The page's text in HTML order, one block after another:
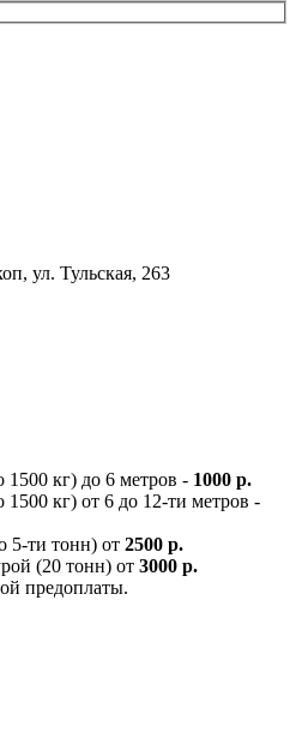
ул. Тульская, 263
1500 кг) до 6 метров - 1000 р.
1500 кг) от 6 до 12-ти метров -
5-ти тонн) от 2500 р.
(20 тонн) от 3000 р.
предоплаты.